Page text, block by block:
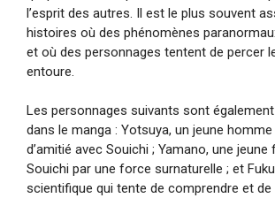
l’esprit des autres. Il est le plus souvent
histoires où des phénomènes
et où des personnages tentent de percer
entoure.
Les personnages suivants sont
dans le manga : Yotsuya, un jeune homme
d’amitié avec Souichi ; Yamano, une jeune
Souichi par une force surnaturelle ; et
scientifique qui tente de comprendre et